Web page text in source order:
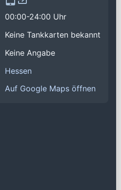
00:00-24:00 Uhr
Keine Tankkarten bekannt
Keine Angabe
Hessen
Auf Google Maps öffnen